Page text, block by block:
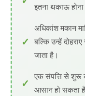
इतना थकाऊ होना
अधिकांश मकान
बल्कि उन्हें दोहराए
जाता है।
एक संपत्ति से शुरू
आसान हो सकता